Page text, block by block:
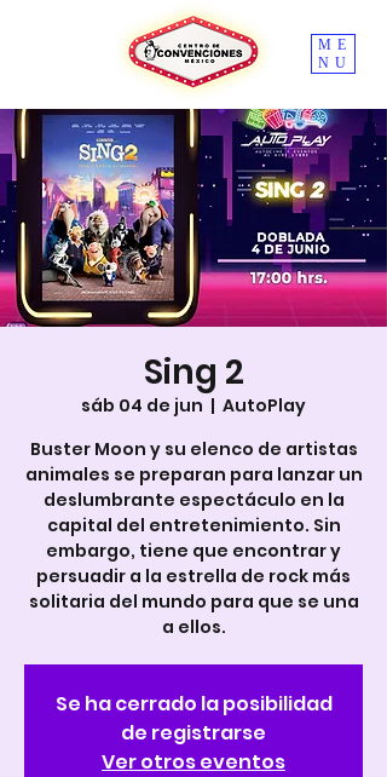
ME
NU
Sing 2
sáb 04 de jun
  |
AutoPlay
Buster Moon y su elenco de artistas
animales se preparan para lanzar un
deslumbrante espectáculo en la
capital del entretenimiento. Sin
embargo, tiene que encontrar y
persuadir a la estrella de rock más
solitaria del mundo para que se una
a ellos.
Se ha cerrado la posibilidad
de registrarse
Ver otros eventos